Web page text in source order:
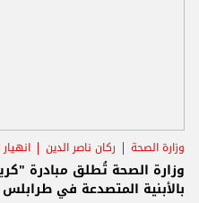
وزارة الصحة ركان ناصر الدين
وزارة الصحة تُطلق مبادرة
بالأبنية المتصدعة في طرابلس